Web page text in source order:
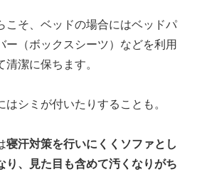
こそ、ベッドの場合にはベッドパ
ー（ボックスシーツ）などを利用
清潔に保ちます。
シミが付いたりすることも。
寝汗対策を行いにくくソファとし
り、見た目も含めて汚くなりがち